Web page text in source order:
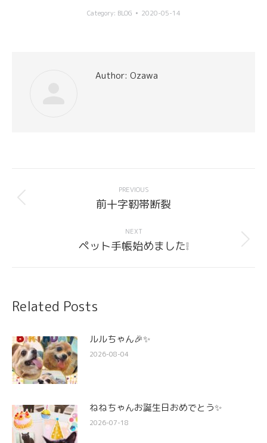
Category: BLOG 2020-05-14
Author: Ozawa
navigation
PREVIOUS
Previous
前十字靭帯断裂
NEXT
Next
ペット手帳始めました❕
Related Posts
ルルちゃん🎉✨
2026-08-04
ねねちゃんお誕生日おめでとう✨
2026-07-18